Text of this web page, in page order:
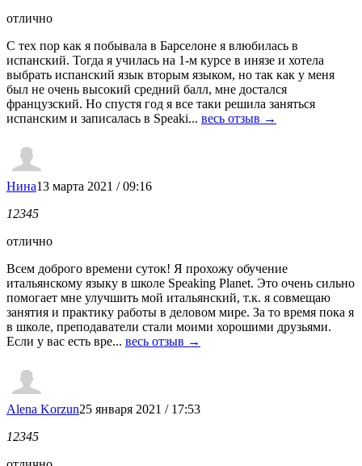
отлично
С тех пор как я побывала в Барселоне я влюбилась в
испанский. Тогда я училась на 1-м курсе в инязе и хотела
выбрать испанский язык вторым языком, но так как у меня
был не очень высокий средний балл, мне достался
французский. Но спустя год я все таки решила заняться
испанским и записалась в Speaki... весь отзыв →
Нина13 марта 2021 / 09:16
12345
отлично
Всем доброго времени суток! Я прохожу обучение
итальянскому языку в школе Speaking Planet. Это очень сильно
помогает мне улучшить мой итальянский, т.к. я совмещаю
занятия и практику работы в деловом мире. За то время пока я
в школе, преподаватели стали моими хорошими друзьями.
Если у вас есть вре... весь отзыв →
Alena Korzun25 января 2021 / 17:53
12345